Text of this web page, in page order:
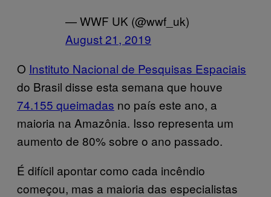
— WWF UK (@wwf_uk)
August 21, 2019
O Instituto Nacional de Pesquisas Espaciais
do Brasil disse esta semana que houve
74.155 queimadas no país este ano, a
maioria na Amazônia. Isso representa um
aumento de 80% sobre o ano passado.
É difícil apontar como cada incêndio
começou, mas a maioria das especialistas